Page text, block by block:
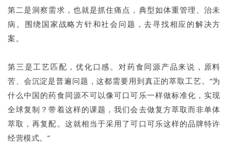
第二是洞察需求，也就是抓住痛点，典型如体重管理、治未
病。围绕国家战略方针和社会问题，去寻找相应的解决方
案。
第三是工艺匹配，优化口感。对药食同源产品来说，原料
苦、会沉淀是普遍问题，这都需要用到真正的萃取工艺。“为
什么中国的药食同源不可以像可口可乐一样做标准化，实现
全球复制？带着这样的课题，我们会去做复方萃取而非单体
萃取，再复配。这就相当于采用了可口可乐这样的品牌特许
经营模式。”